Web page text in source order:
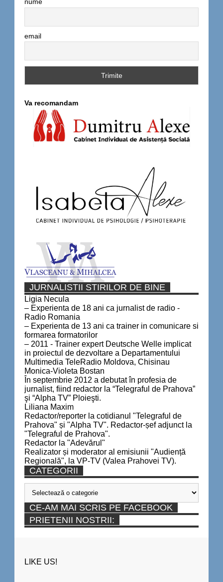
email
Va recomandam
JURNALISTII STIRILOR DE BINE
Ligia Necula
– Experienta de 18 ani ca jurnalist de radio -
Radio Romania
– Experienta de 13 ani ca trainer in comunicare si
formarea formatorilor
– 2011 - Trainer expert Deutsche Welle implicat
in proiectul de dezvoltare a Departamentului
Multimedia TeleRadio Moldova, Chisinau
Monica-Violeta Bostan
În septembrie 2012 a debutat în profesia de
jurnalist, fiind redactor la “Telegraful de Prahova”
şi “Alpha TV” Ploieşti.
Liliana Maxim
Redactor/reporter la cotidianul "Telegraful de
Prahova" și "Alpha TV". Redactor-șef adjunct la
"Telegraful de Prahova".
Redactor la "Adevărul"
Realizator și moderator al emisiunii "Audiență
Regională", la VP-TV (Valea Prahovei TV).
CATEGORII
Categorii
CE-AM MAI SCRIS PE FACEBOOK
PRIETENII NOSTRII:
LIKE US!